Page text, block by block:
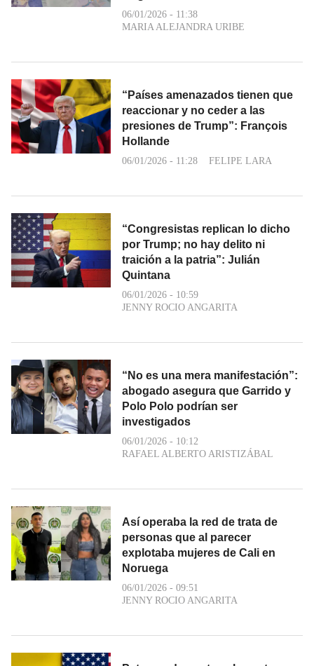
06/01/2026 - 11:38
MARIA ALEJANDRA URIBE
“Países amenazados tienen que
reaccionar y no ceder a las
presiones de Trump”: François
Hollande
06/01/2026 - 11:28 FELIPE LARA
“Congresistas replican lo dicho
por Trump; no hay delito ni
traición a la patria”: Julián
Quintana
06/01/2026 - 10:59
JENNY ROCIO ANGARITA
“No es una mera manifestación”:
abogado asegura que Garrido y
Polo Polo podrían ser
investigados
06/01/2026 - 10:12
RAFAEL ALBERTO ARISTIZÁBAL
Así operaba la red de trata de
personas que al parecer
explotaba mujeres de Cali en
Noruega
06/01/2026 - 09:51
JENNY ROCIO ANGARITA